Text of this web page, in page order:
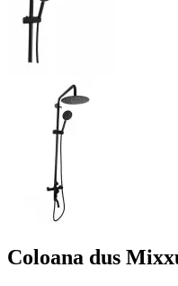
Coloana dus